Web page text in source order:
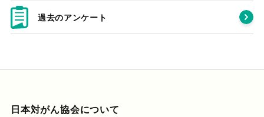
過去のアンケート
日本対がん協会について